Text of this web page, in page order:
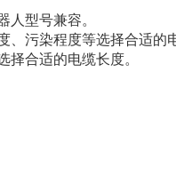
人型号兼容。
、污染程度等选择合适的
择合适的电缆长度。